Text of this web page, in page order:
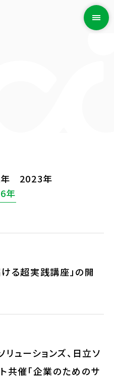
2023年
年
る超実践講座」の開
リューションズ、日立ソ
共催「企業のためのサ